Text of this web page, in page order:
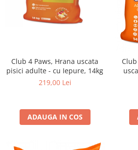
Club 4 Paws, Hrana uscata
pisici adulte - cu Iepure, 14kg
219,00 Lei
ADAUGA IN COS